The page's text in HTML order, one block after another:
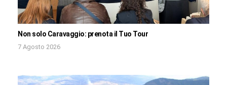
Non solo Caravaggio: prenota il Tuo Tour
7 Agosto 2026